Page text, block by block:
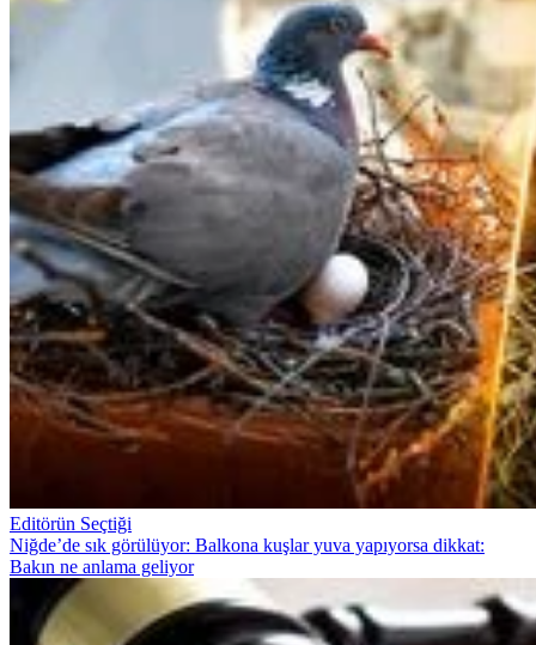
Editörün Seçtiği
Niğde’de sık görülüyor: Balkona kuşlar yuva yapıyorsa dikkat:
Bakın ne anlama geliyor